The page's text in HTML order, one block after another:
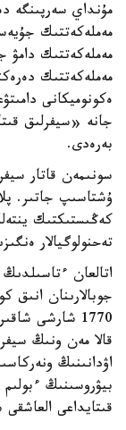
مۇنداي سەرپىنگە
مەملەكەتتىك دامۋ
مەملەكەتتىك
ەكونوميكانى
جانە «سيفرلىق
بەرەدى.
سونىمەن قاتار
ۇشتاسىپ جاتىر.
كەڭىستىكتىك
تەحنولوگيالار
اتالعان
جوبالارىنان
1770 شارشى
قالا مەن ونىڭ
اۋدانىنىڭ
بيۋروسىنىڭ
قىتايداعى